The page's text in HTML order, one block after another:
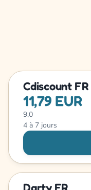
Cdiscount FR
11,79 EUR
9,0
4 à 7 jours